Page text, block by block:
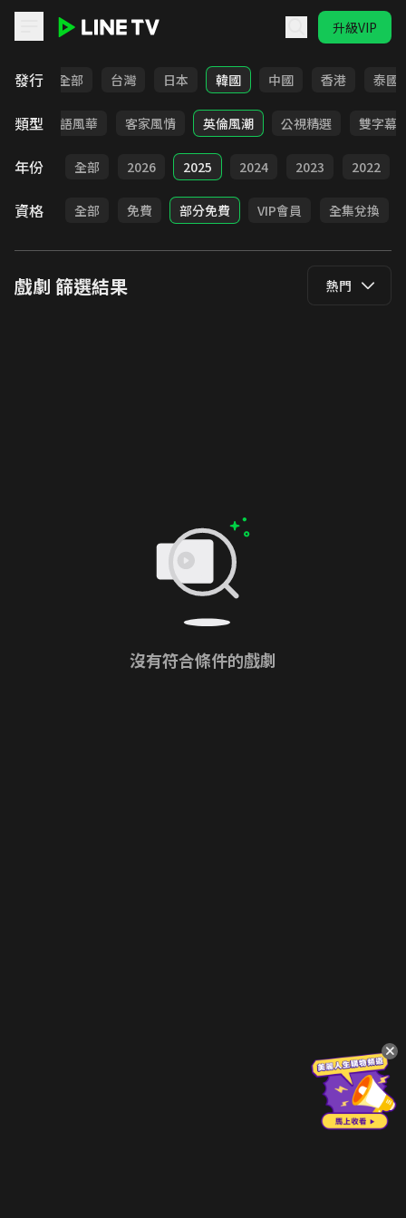
升級VIP
發行 全部 台灣 日本 韓國 中國 香港 泰國
類型
俠 台語風華 客家風情 英倫風潮 公視精選 雙字幕
年份 全部 2026 2025 2024 2023 2022
資格 全部 免費 部分免費 VIP會員 全集兌換
戲劇 篩選結果 熱門
沒有符合條件的戲劇